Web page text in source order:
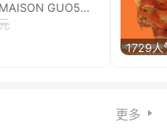
郭氏夫妻肺片MAISON GUO5欧代金券限量兑换啦！
1729人
更多